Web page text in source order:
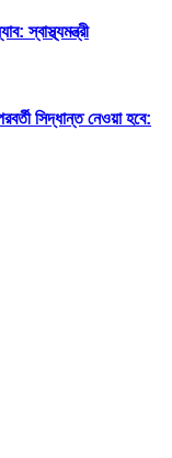
স্বাস্থ্যমন্ত্রী
সিদ্ধান্ত নেওয়া হবে: